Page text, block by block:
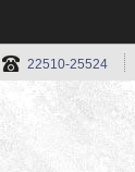
22510-25524